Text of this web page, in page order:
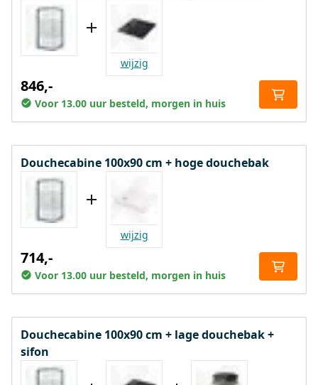
wijzig
846,-
Voor 13.00 uur besteld, morgen in huis
Douchecabine 100x90 cm + hoge douchebak
wijzig
714,-
Voor 13.00 uur besteld, morgen in huis
Douchecabine 100x90 cm + lage douchebak +
sifon